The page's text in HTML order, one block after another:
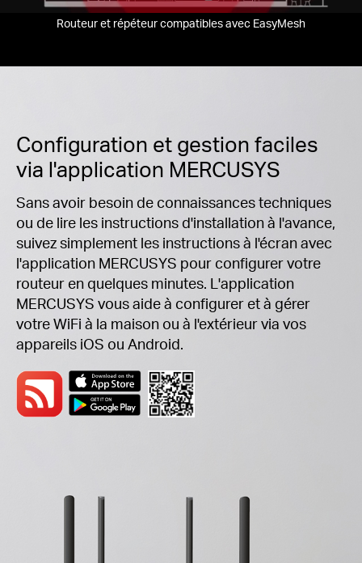
Routeur et répéteur compatibles avec EasyMesh
Configuration et gestion faciles
via l'application MERCUSYS
Sans avoir besoin de connaissances techniques
ou de lire les instructions d'installation à l'avance,
suivez simplement les instructions à l'écran avec
l'application MERCUSYS pour configurer votre
routeur en quelques minutes. L'application
MERCUSYS vous aide à configurer et à gérer
votre WiFi à la maison ou à l'extérieur via vos
appareils iOS ou Android.